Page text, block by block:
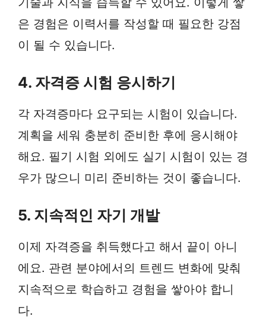
은 경험은 이력서를 작성할 때 필요한 강점
이 될 수 있습니다.
4. 자격증 시험 응시하기
각 자격증마다 요구되는 시험이 있습니다.
계획을 세워 충분히 준비한 후에 응시해야
해요. 필기 시험 외에도 실기 시험이 있는 경
우가 많으니 미리 준비하는 것이 좋습니다.
5. 지속적인 자기 개발
이제 자격증을 취득했다고 해서 끝이 아니
에요. 관련 분야에서의 트렌드 변화에 맞춰
지속적으로 학습하고 경험을 쌓아야 합니
다.